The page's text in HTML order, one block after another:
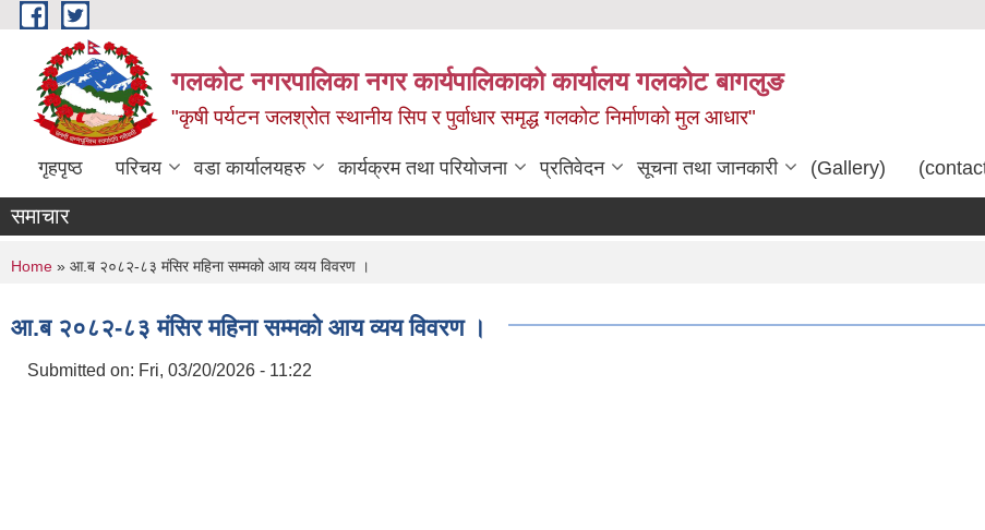
Skip to main content
गलकोट नगरपालिका नगर कार्यपालिकाको कार्यालय गलकोट बागलुङ
"कृषी पर्यटन जलश्रोत स्थानीय सिप र पुर्वाधार समृद्ध गलकोट निर्माणको मुल आधार"
गृहपृष्ठ परिचय वडा कार्यालयहरु कार्यक्रम तथा परियोजना प्रतिवेदन सूचना तथा जानकारी (Gallery)
समाचार
You are here
Home » आ.ब २०८२-८३ मंसिर महिना सम्मको आय व्यय विवरण ।
आ.ब २०८२-८३ मंसिर महिना सम्मको आय व्यय विवरण ।
Submitted on: Fri, 03/20/2026 - 11:22